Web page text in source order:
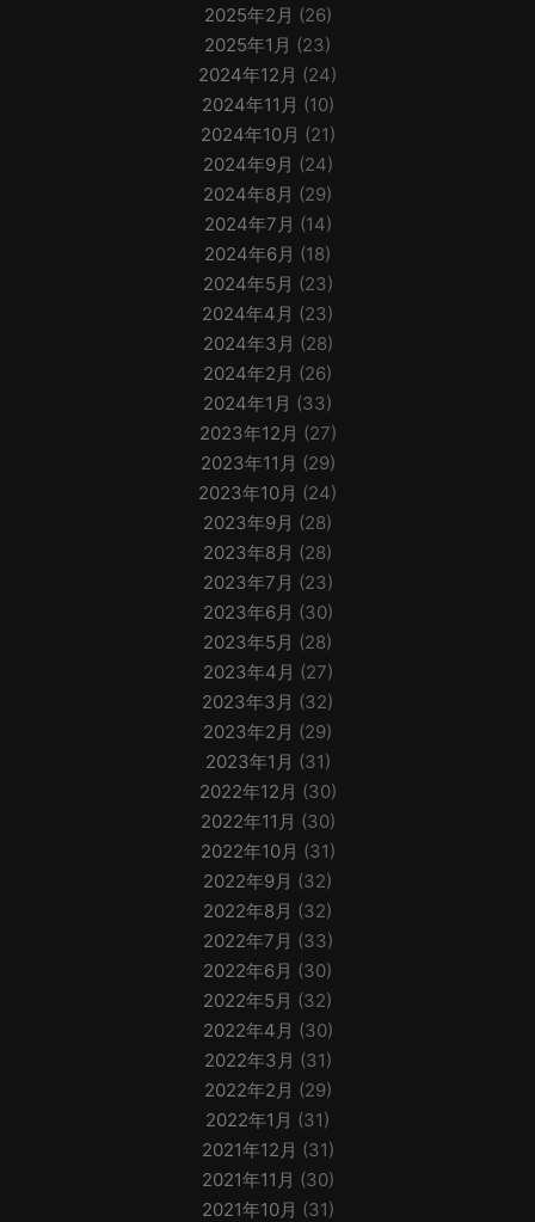
2025年2月 (26)
2025年1月 (23)
2024年12月 (24)
2024年11月 (10)
2024年10月 (21)
2024年9月 (24)
2024年8月 (29)
2024年7月 (14)
2024年6月 (18)
2024年5月 (23)
2024年4月 (23)
2024年3月 (28)
2024年2月 (26)
2024年1月 (33)
2023年12月 (27)
2023年11月 (29)
2023年10月 (24)
2023年9月 (28)
2023年8月 (28)
2023年7月 (23)
2023年6月 (30)
2023年5月 (28)
2023年4月 (27)
2023年3月 (32)
2023年2月 (29)
2023年1月 (31)
2022年12月 (30)
2022年11月 (30)
2022年10月 (31)
2022年9月 (32)
2022年8月 (32)
2022年7月 (33)
2022年6月 (30)
2022年5月 (32)
2022年4月 (30)
2022年3月 (31)
2022年2月 (29)
2022年1月 (31)
2021年12月 (31)
2021年11月 (30)
2021年10月 (31)